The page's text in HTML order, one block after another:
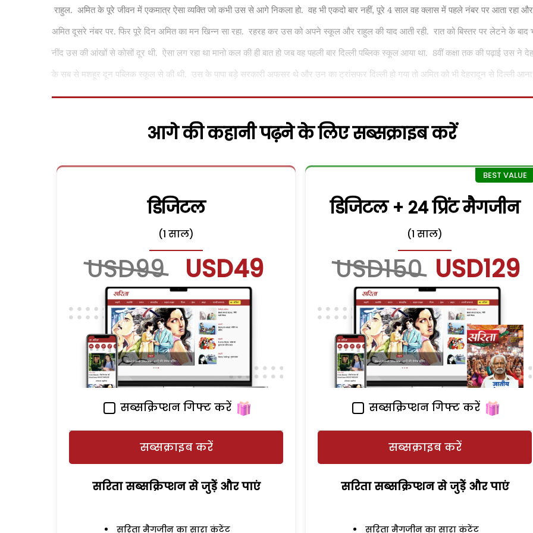
राहुल. अमित के पूरे जीवन में एकमात्र ऐसा व्यक्ति जो कभी उस से आगे निकला हो. वह भी एकदो बार नहीं, पूरे 4 साल वह क्लास में पहले नंबर पर आता रहा और
अमित दूसरे नंबर पर. फिर पूरे दिन अमित का मन खिन्न सा रहा. रहरह कर उस को अपने स्कूल और राहुल की याद आती रही. रात को बिस्तर पर लेटने के बाद
नींद उस की आंखों से कोसों दूर थी. ऐसा लग रहा था मानो कल की ही बात हो जब वह पहली बार दिल्ली पब्लिक स्कूल आया था. 8वीं कक्षा तक की पढ़ाई उस ने
के सब से मशहूर दून पब्लिक स्कूल से की थी. उस के पापा बड़े सरकारी अफसर थे और उन का ट्रांसफर दिल्ली हो गया तो अमित को भी देहरादून से दिल्ली आना
आगे की कहानी पढ़ने के लिए सब्सक्राइब करें
डिजिटल
(1 साल)
USD99 USD49
सब्सक्रिप्शन गिफ्ट करें
सब्सक्राइब करें
सरिता सब्सक्रिप्शन से जुड़ेें और पाएं
सरिता मैगजीन का सारा कंटेंट
डिजिटल + 24 प्रिंट मैगजीन
(1 साल)
USD150 USD129
सब्सक्रिप्शन गिफ्ट करें
सब्सक्राइब करें
सरिता सब्सक्रिप्शन से जुड़ेें और पाएं
सरिता मैगजीन का सारा कंटेंट